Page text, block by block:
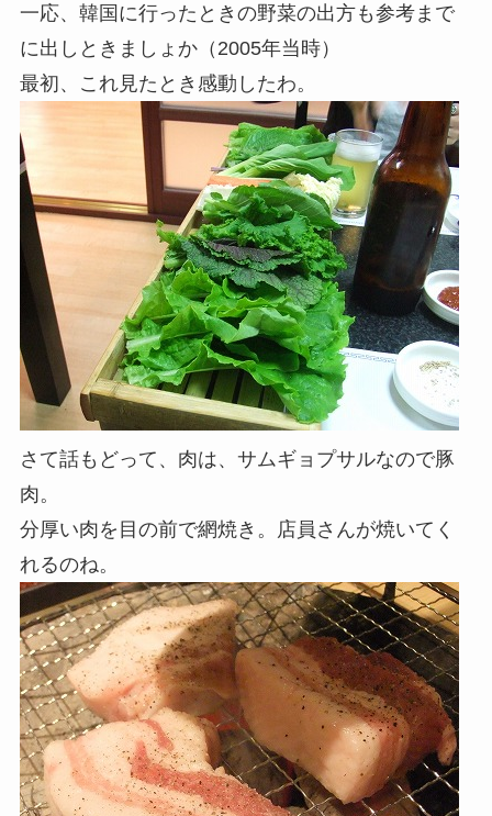
一応、韓国に行ったときの野菜の出方も参考まで
に出しときましょか（2005年当時）
最初、これ見たとき感動したわ。
さて話もどって、肉は、サムギョプサルなので豚
肉。
分厚い肉を目の前で網焼き。店員さんが焼いてく
れるのね。